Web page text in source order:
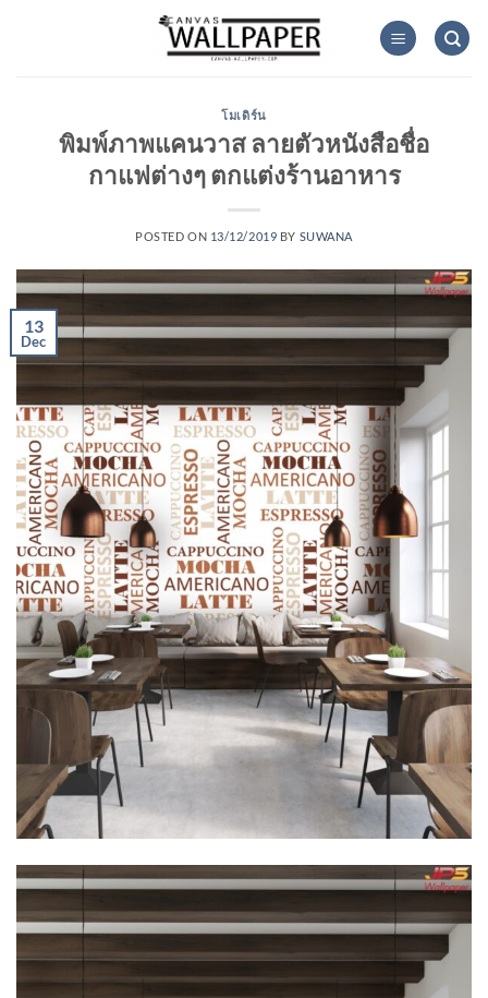
โมเดิร์น
พิมพ์ภาพแคนวาส ลายตัวหนังสือชื่อ
กาแฟต่างๆ ตกแต่งร้านอาหาร
POSTED ON 13/12/2019 BY SUWANA
13
Dec